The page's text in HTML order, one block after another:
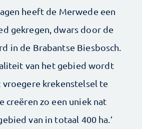
heeft de Merwede een
gekregen, dwars door de
in de Brabantse Biesbosch.
van het gebied wordt
krekenstelsel te
creëren zo een uniek nat
van in totaal 400 ha.’